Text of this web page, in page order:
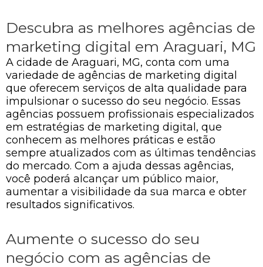
Descubra as melhores agências de
marketing digital em Araguari, MG
A cidade de Araguari, MG, conta com uma
variedade de agências de marketing digital
que oferecem serviços de alta qualidade para
impulsionar o sucesso do seu negócio. Essas
agências possuem profissionais especializados
em estratégias de marketing digital, que
conhecem as melhores práticas e estão
sempre atualizados com as últimas tendências
do mercado. Com a ajuda dessas agências,
você poderá alcançar um público maior,
aumentar a visibilidade da sua marca e obter
resultados significativos.
Aumente o sucesso do seu
negócio com as agências de